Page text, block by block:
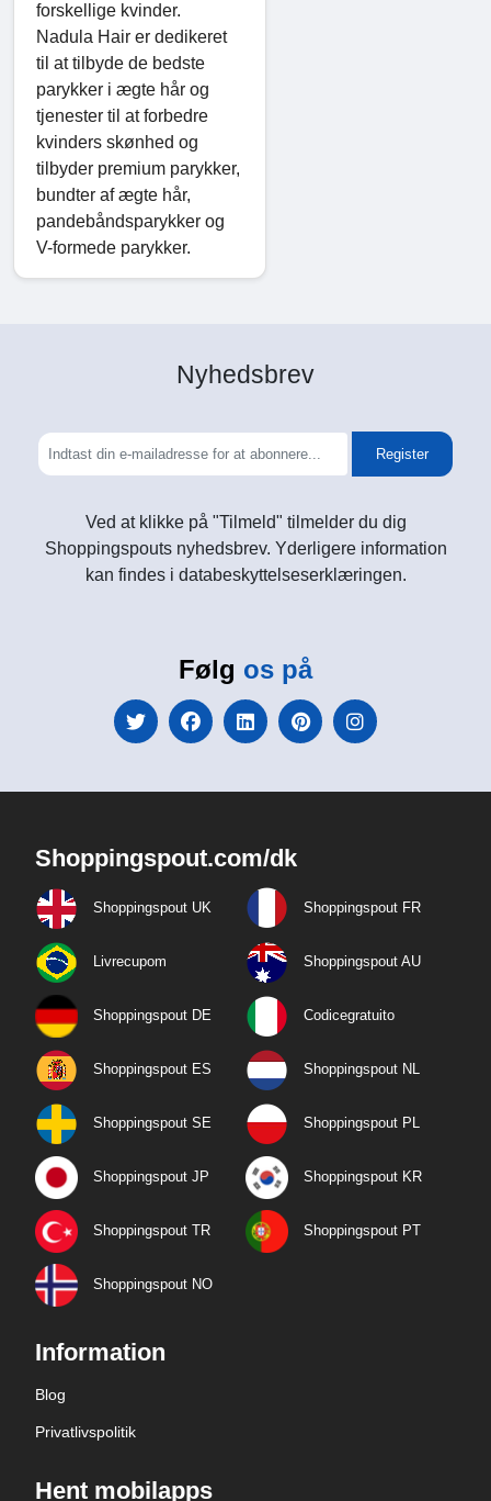
forskellige kvinder.
Nadula Hair er dedikeret
til at tilbyde de bedste
parykker i ægte hår og
tjenester til at forbedre
kvinders skønhed og
tilbyder premium parykker,
bundter af ægte hår,
pandebåndsparykker og
V-formede parykker.
Nyhedsbrev
Register
Ved at klikke på "Tilmeld" tilmelder du dig
Shoppingspouts nyhedsbrev. Yderligere information
kan findes i databeskyttelseserklæringen.
Følg os på
Shoppingspout.com/dk
Shoppingspout UK Shoppingspout FR
Livrecupom Shoppingspout AU
Shoppingspout DE Codicegratuito
Shoppingspout ES Shoppingspout NL
Shoppingspout SE Shoppingspout PL
Shoppingspout JP Shoppingspout KR
Shoppingspout TR Shoppingspout PT
Shoppingspout NO
Information
Blog
Privatlivspolitik
Hent mobilapps